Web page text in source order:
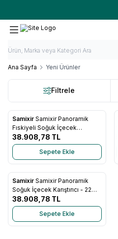
Ana Sayfa Yeni Ürünler
Filtrele
Favorilere Ekle
Samixir Samixir Panoramik
Fıskiyeli Soğuk İçecek
Dispenseri - 22 Litre (Analog)
38.908,78 TL
Sepete Ekle
Favorilere Ekle
Samixir Samixir Panoramik
Soğuk İçecek Karıştırıcı - 22
Litre (Analog)
38.908,78 TL
Sepete Ekle